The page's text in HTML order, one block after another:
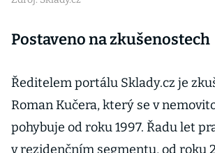
Postaveno na zkušenostech
Ředitelem portálu Sklady.cz je
Roman Kučera, který se v
pohybuje od roku 1997. Řadu let
v rezidenčním segmentu, od roku